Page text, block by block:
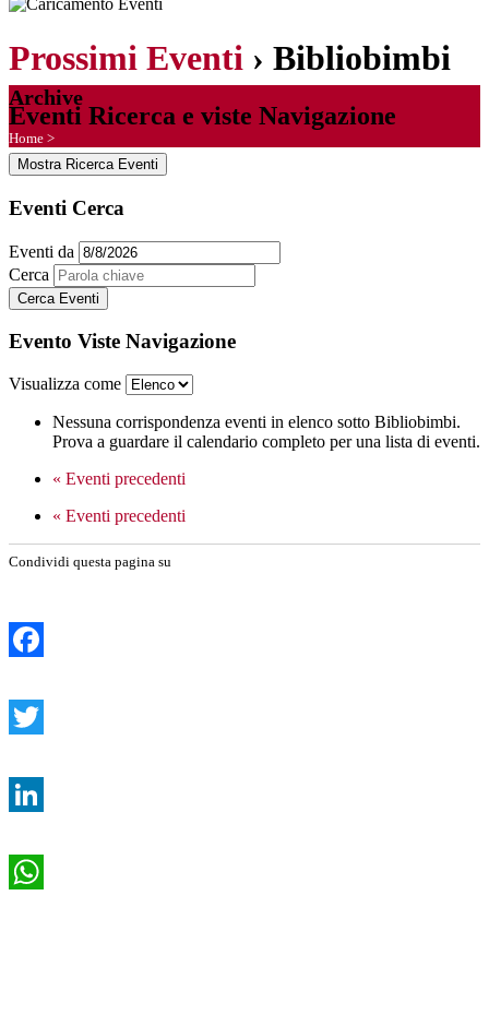
Archive
Home >
Prossimi Eventi › Bibliobimbi
Eventi Ricerca e viste Navigazione
Mostra Ricerca Eventi
Eventi Cerca
Eventi da
Cerca
Evento Viste Navigazione
Visualizza come
Nessuna corrispondenza eventi in elenco sotto Bibliobimbi.
Prova a guardare il calendario completo per una lista di eventi.
« Eventi precedenti
« Eventi precedenti
Condividi questa pagina su